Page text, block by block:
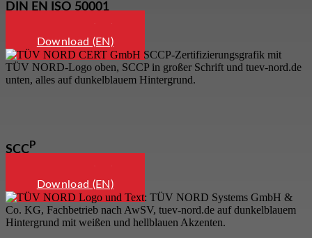
DIN EN ISO 50001
Download (EN)
SCC P
Download (EN)